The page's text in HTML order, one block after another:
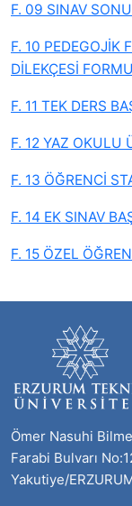
F. 09 SINAV
F. 10 PEDEGOJİK
DİLEKÇESİ FORMU
F. 11 TEK DERS
F. 12 YAZ OKULU
F. 13 ÖĞRENCİ
F. 14 EK SINAV
F. 15 ÖZEL
Ömer Nasuhi
Farabi Bulvarı
Yakutiye/